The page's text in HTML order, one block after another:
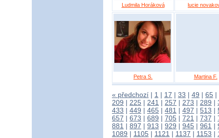
Ludmila Horáková lucie
Petra S. Martina F.
« předchozí | 1 | 17 | 33 | 49 | 65 |
209 | 225 | 241 | 257 | 273 | 289 |
433 | 449 | 465 | 481 | 497 | 513 |
657 | 673 | 689 | 705 | 721 | 737 |
881 | 897 | 913 | 929 | 945 | 961 |
1089 | 1105 | 1121 | 1137 | 1153 |